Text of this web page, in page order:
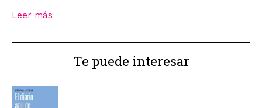
Leer más
Te puede interesar